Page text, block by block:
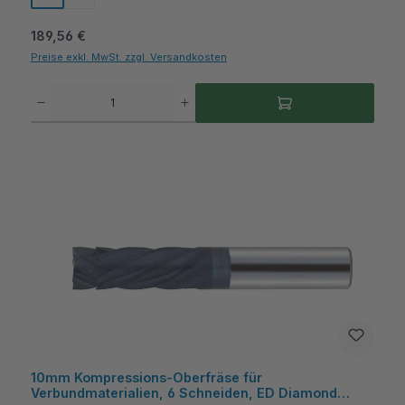
Regulärer Preis:
189,56 €
Preise exkl. MwSt. zzgl. Versandkosten
10mm Kompressions-Oberfräse für
Verbundmaterialien, 6 Schneiden, ED Diamond